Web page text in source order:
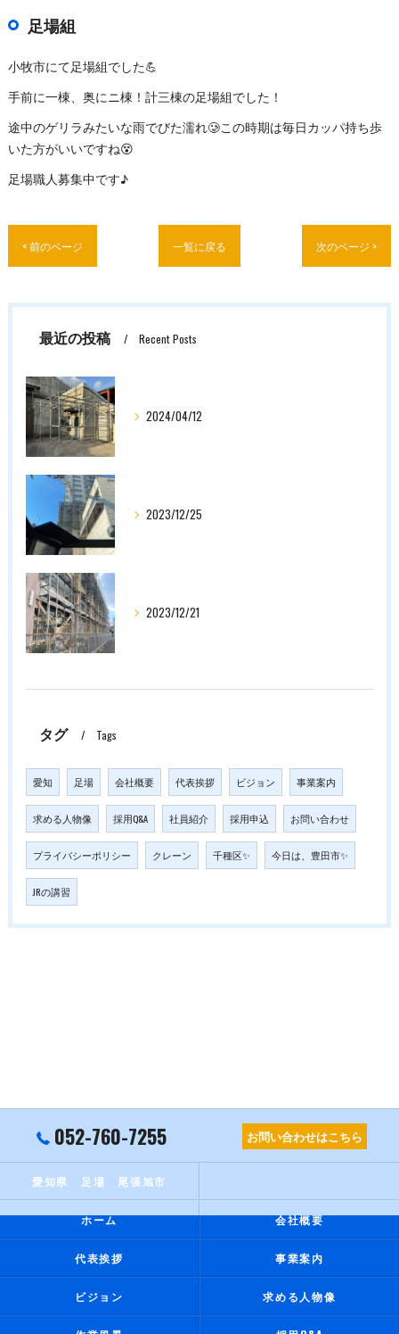
足場組
小牧市にて足場組でした💪
手前に一棟、奥にニ棟！計三棟の足場組でした！
途中のゲリラみたいな雨でびた濡れ🥲この時期は毎日カッパ持ち歩
いた方がいいですね😵
足場職人募集中です♪
< 前のページ 一覧に戻る 次のページ >
最近の投稿 Recent Posts
2024/04/12
2023/12/25
2023/12/21
タグ Tags
愛知 足場 会社概要 代表挨拶 ビジョン 事業案内
求める人物像 採用Q&A 社員紹介 採用申込 お問い合わせ
プライバシーポリシー クレーン 千種区✨ 今日は、豊田市✨
JRの講習
052-760-7255 お問い合わせはこちら
愛知県 足場 尾張旭市
ホーム 会社概要
代表挨拶 事業案内
ビジョン 求める人物像